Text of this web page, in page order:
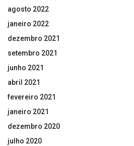
agosto 2022
janeiro 2022
dezembro 2021
setembro 2021
junho 2021
abril 2021
fevereiro 2021
janeiro 2021
dezembro 2020
julho 2020